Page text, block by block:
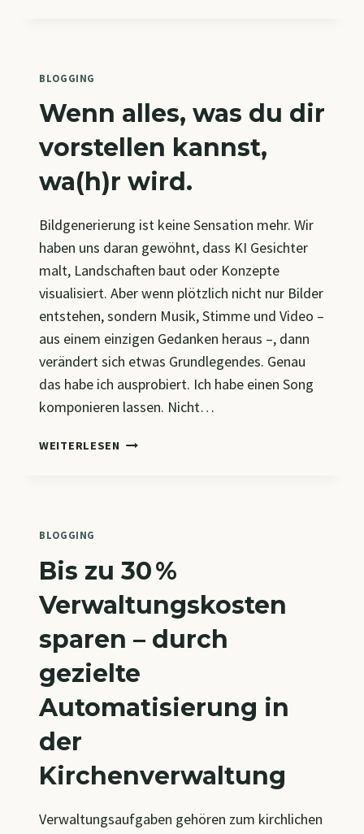
ZU
MODELLEN
BLOGGING
Wenn alles, was du dir
vorstellen kannst,
wa(h)r wird.
Bildgenerierung ist keine Sensation mehr. Wir
haben uns daran gewöhnt, dass KI Gesichter
malt, Landschaften baut oder Konzepte
visualisiert. Aber wenn plötzlich nicht nur Bilder
entstehen, sondern Musik, Stimme und Video –
aus einem einzigen Gedanken heraus –, dann
verändert sich etwas Grundlegendes. Genau
das habe ich ausprobiert. Ich habe einen Song
komponieren lassen. Nicht…
WEITERLESEN WENN
WA(H)R
BLOGGING
Bis zu 30 %
Verwaltungskosten
sparen – durch
gezielte
Automatisierung in
der
Kirchenverwaltung
Verwaltungsaufgaben gehören zum kirchlichen